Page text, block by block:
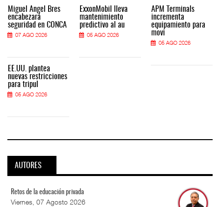
Miguel Ángel Bres
encabezará
seguridad en CONCA
07 AGO 2026
EE.UU. plantea
nuevas restricciones
para tripul
05 AGO 2026
ExxonMobil lleva
mantenimiento
predictivo al au
05 AGO 2026
APM Terminals
incrementa
equipamiento para
movi
05 AGO 2026
AUTORES
Retos de la educación privada
Viernes, 07 Agosto 2026